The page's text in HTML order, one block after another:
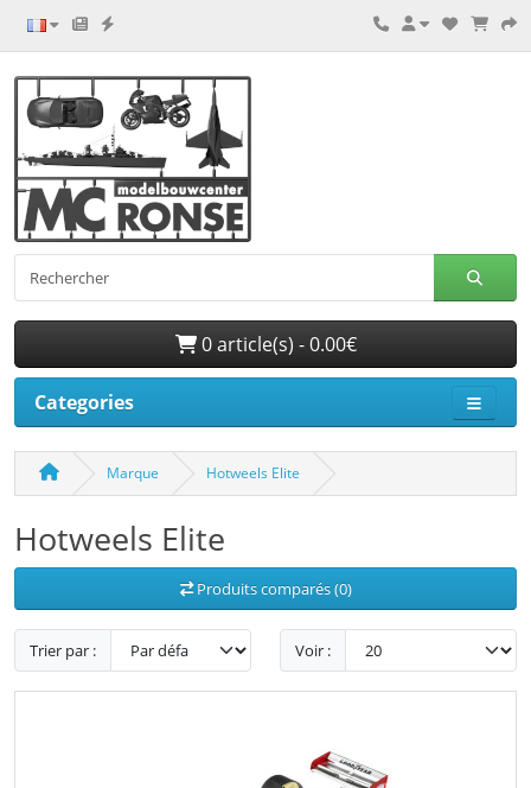
0 article(s) - 0.00€
Categories
Marque Hotweels Elite
Hotweels Elite
Produits comparés (0)
Trier par : Voir :